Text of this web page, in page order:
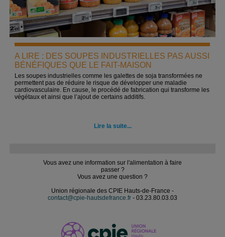
A LIRE : DES SOUPES INDUSTRIELLES PAS AUSSI
BÉNÉFIQUES QUE LE FAIT-MAISON
Les soupes industrielles comme les galettes de soja transformées ne
permettent pas de réduire le risque de développer une maladie
cardiovasculaire. En cause, le procédé de fabrication qui transforme les
végétaux et ainsi que l’ajout de certains additifs.
Lire la suite...
Vous avez une information sur l'alimentation à faire
passer ?
Vous avez une question ?
Union régionale des CPIE Hauts-de-France -
contact@cpie-hautsdefrance.fr - 03.23.80.03.03